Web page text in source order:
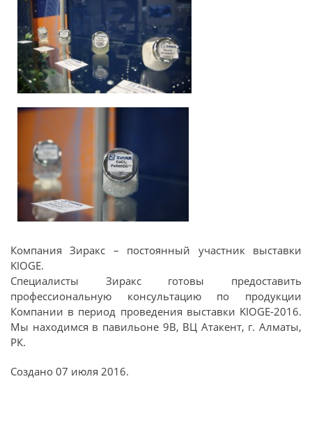
Компания Зиракс – постоянный участник выставки
KIOGE.
Специалисты Зиракс готовы предоставить
профессиональную консультацию по продукции
Компании в период проведения выставки KIOGE-2016.
Мы находимся в павильоне 9В, ВЦ Атакент, г. Алматы,
РК.
Создано 07 июля 2016.